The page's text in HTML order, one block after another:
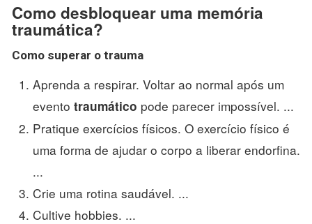
Como desbloquear uma memória
traumática?
Como superar o trauma
Aprenda a respirar. Voltar ao normal após um
evento traumático pode parecer impossível. ...
Pratique exercícios físicos. O exercício físico é
uma forma de ajudar o corpo a liberar endorfina.
...
Crie uma rotina saudável. ...
Cultive hobbies. ...